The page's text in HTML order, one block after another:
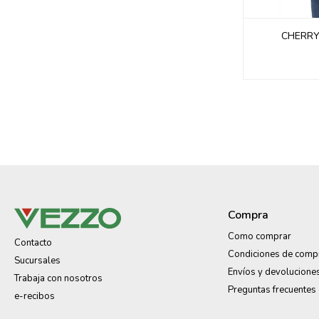
Contacto
Sucursales
Trabaja con nosotros
e-recibos
Compra
Como comprar
Condiciones de
Envíos y
Preguntas frecuentes